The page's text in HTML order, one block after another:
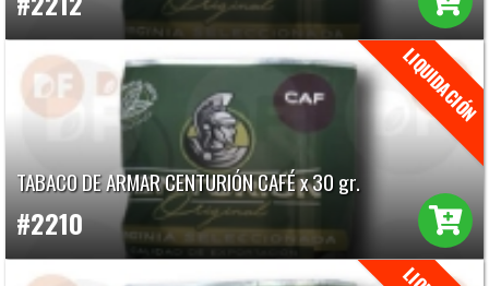
TABACO DE ARMAR CENTURIÓN CAFÉ x 30 gr.
#2210